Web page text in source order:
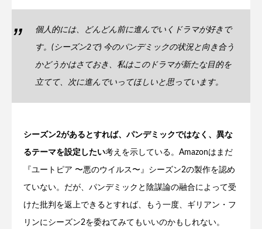
個人的には、どんどん前に進んでいくドラマが好きで
す。(シーズン2で) 今のパンデミックの状況と向き合う
かどうかはさておき、私はこのドラマが新たな目的を
立てて、次に進んでいってほしいと思っています。
シーズン2があるとすれば、パンデミックではなく、異な
るテーマを設定したい考えを示している。Amazonはまだ
『ユートピア 〜悪のウイルス〜』シーズン2の製作を認め
ていない。だが、パンデミックと陰謀論の融合によって受
けた批判を返上できるとすれば、もう一度、ギリアン・フ
リンにシーズン2を委ねてみてもいいのかもしれない。